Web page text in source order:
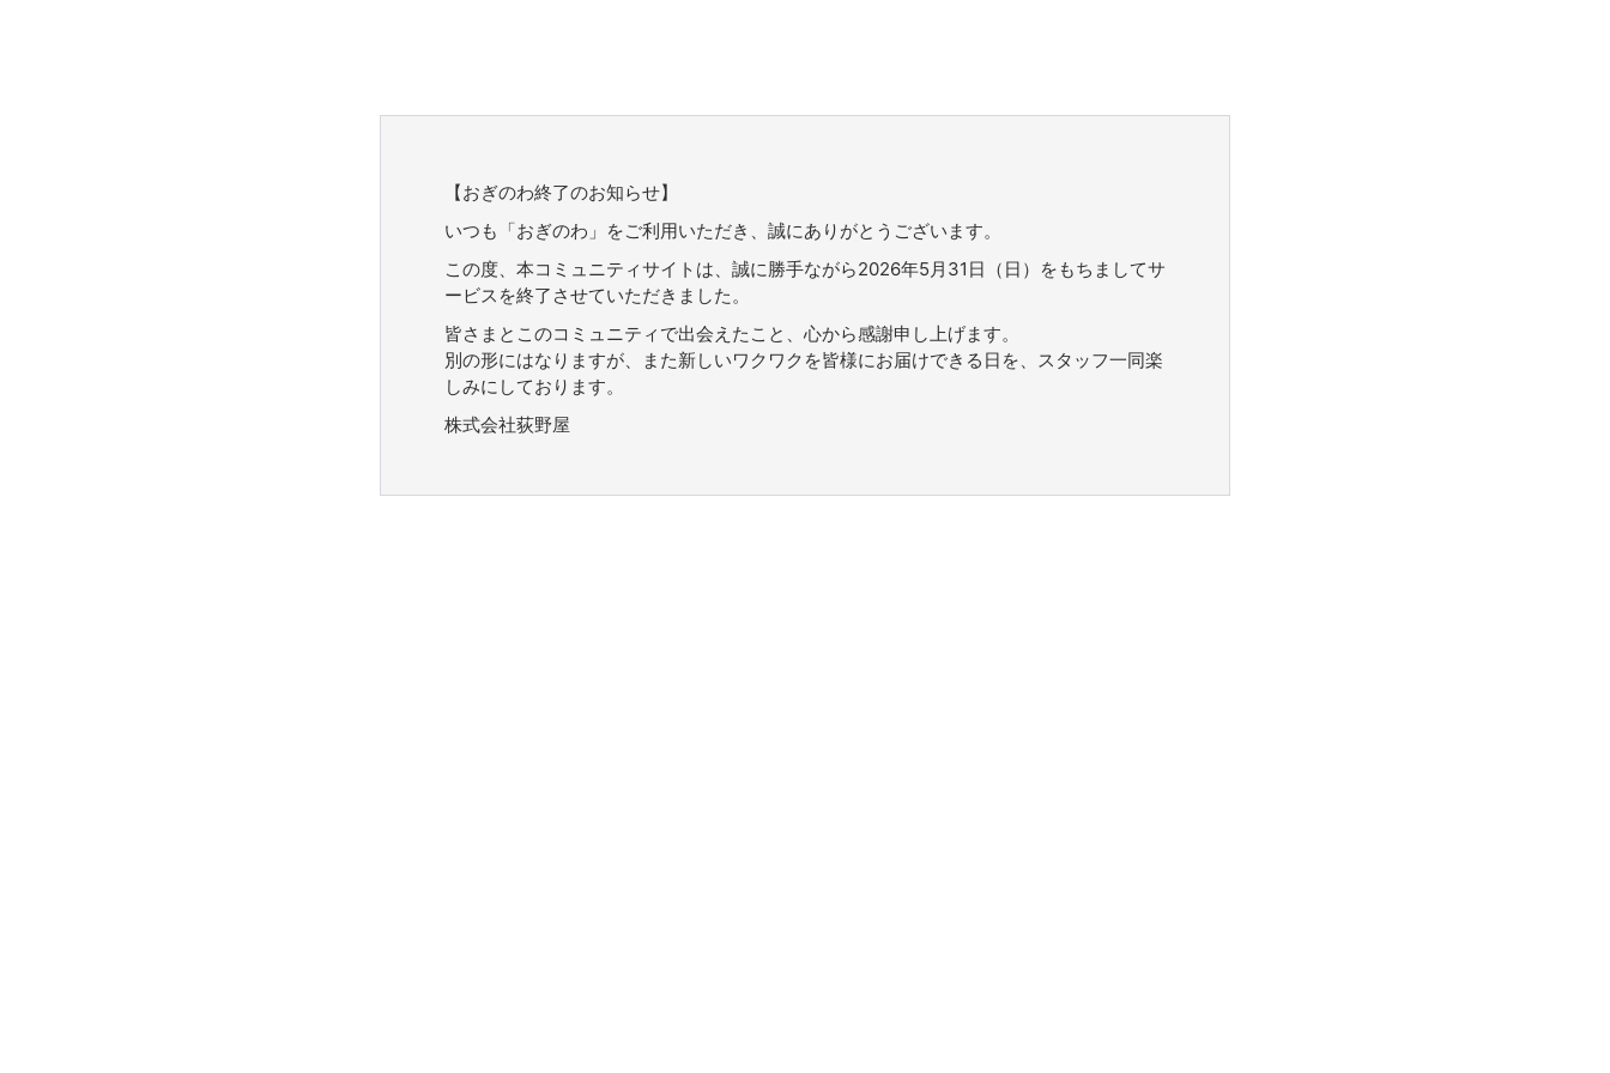
【おぎのわ終了のお知らせ】
いつも「おぎのわ」をご利用いただき、誠にありがとうございます。
この度、本コミュニティサイトは、誠に勝手ながら2026年5月31日（日）をもちましてサ
ービスを終了させていただきました。
皆さまとこのコミュニティで出会えたこと、心から感謝申し上げます。
別の形にはなりますが、また新しいワクワクを皆様にお届けできる日を、スタッフ一同楽
しみにしております。
株式会社荻野屋